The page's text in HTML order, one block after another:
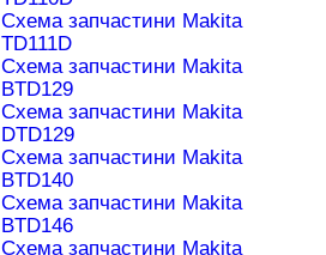
Схема запчастини Makita
TD111D
Схема запчастини Makita
BTD129
Схема запчастини Makita
DTD129
Схема запчастини Makita
BTD140
Схема запчастини Makita
BTD146
Схема запчастини Makita